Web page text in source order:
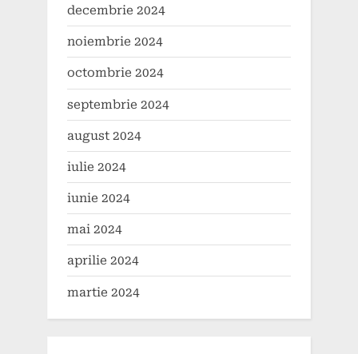
decembrie 2024
noiembrie 2024
octombrie 2024
septembrie 2024
august 2024
iulie 2024
iunie 2024
mai 2024
aprilie 2024
martie 2024